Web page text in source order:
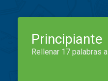
Principiante
Rellenar 17 palabras